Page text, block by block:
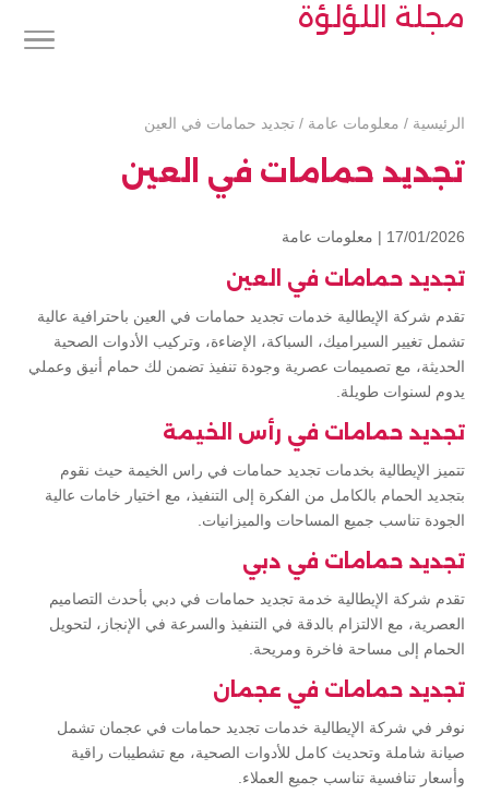
مجلة اللؤلؤة
الرئيسية / معلومات عامة / تجديد حمامات في العين
تجديد حمامات في العين
17/01/2026 | معلومات عامة
تجديد حمامات في العين
تقدم شركة الإيطالية خدمات تجديد حمامات في العين باحترافية عالية
تشمل تغيير السيراميك، السباكة، الإضاءة، وتركيب الأدوات الصحية
الحديثة، مع تصميمات عصرية وجودة تنفيذ تضمن لك حمام أنيق وعملي
يدوم لسنوات طويلة.
تجديد حمامات في رأس الخيمة
تتميز الإيطالية بخدمات تجديد حمامات في راس الخيمة حيث نقوم
بتجديد الحمام بالكامل من الفكرة إلى التنفيذ، مع اختيار خامات عالية
الجودة تناسب جميع المساحات والميزانيات.
تجديد حمامات في دبي
تقدم شركة الإيطالية خدمة تجديد حمامات في دبي بأحدث التصاميم
العصرية، مع الالتزام بالدقة في التنفيذ والسرعة في الإنجاز، لتحويل
الحمام إلى مساحة فاخرة ومريحة.
تجديد حمامات في عجمان
نوفر في شركة الإيطالية خدمات تجديد حمامات في عجمان تشمل
صيانة شاملة وتحديث كامل للأدوات الصحية، مع تشطيبات راقية
وأسعار تنافسية تناسب جميع العملاء.